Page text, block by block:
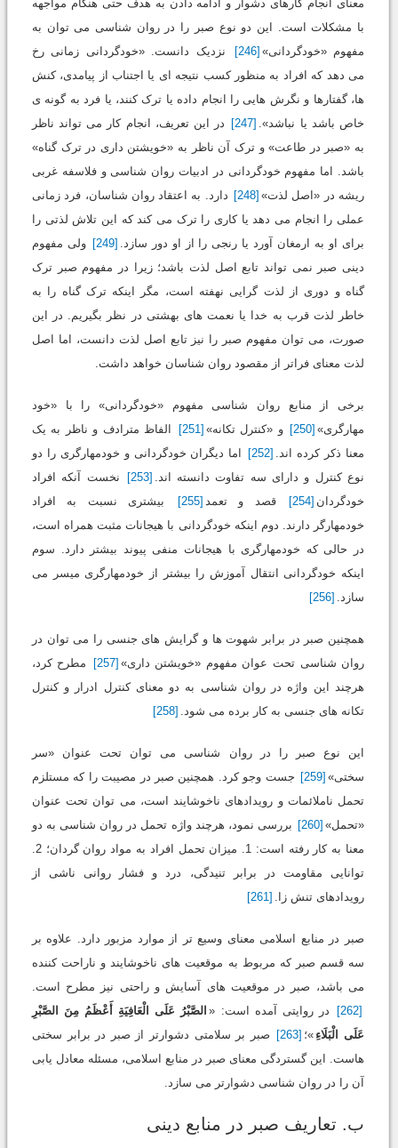
معنای انجام کارهای دشوار و ادامه دادن به هدف حتی هنگام مواجهه
با مشکلات است. این دو نوع صبر را در روان شناسی می توان به
مفهوم «خودگردانی» [246]
نزدیک دانست. «خودگردانی زمانی رخ
می دهد که افراد به منظور کسب نتیجه ای یا اجتناب از پیامدی، کنش
ها، گفتارها و نگرش هایی را انجام داده یا ترک کنند، یا فرد به گونه ی
خاص باشد یا نباشد». [247]
در این تعریف، انجام کار می تواند ناظر
به «صبر در طاعت» و ترک آن ناظر به «خویشتن داری در ترک گناه»
باشد. اما مفهوم خودگردانی در ادبیات روان شناسی و فلاسفه غربی
ریشه در «اصل لذت» [248]
دارد. به اعتقاد روان شناسان، فرد زمانی
عملی را انجام می دهد یا کاری را ترک می کند که این تلاش لذتی را
برای او به ارمغان آورد یا رنجی را از او دور سازد.
[249]
ولی مفهوم
دینی صبر نمی تواند تابع اصل لذت باشد؛ زیرا در مفهوم صبر ترک
گناه و دوری از لذت گرایی نهفته است، مگر اینکه ترک گناه را به
خاطر لذت قرب به خدا یا نعمت های بهشتی در نظر بگیریم. در این
صورت، می توان مفهوم صبر را نیز تابع اصل لذت دانست، اما اصل
لذت معنای فراتر از مقصود روان شناسان خواهد داشت.
برخی از منابع روان شناسی مفهوم «خودگردانی» را با «خود
مهارگری» [250] و «کنترل تکانه» [251]
الفاظ مترادف و ناظر به یک
معنا ذکر کرده اند.
[252]
اما دیگران خودگردانی و خودمهارگری را دو
نوع کنترل و دارای سه تفاوت دانسته اند.
[253]
نخست آنکه افراد
خودگردان [254] قصد و تعمد [255]
بیشتری نسبت به افراد
خودمهارگر دارند. دوم اینکه خودگردانی با هیجانات مثبت همراه است،
در حالی که خودمهارگری با هیجانات منفی پیوند بیشتر دارد. سوم
اینکه خودگردانی انتقال آموزش را بیشتر از خودمهارگری میسر می
سازد.
[256]
همچنین صبر در برابر شهوت ها و گرایش های جنسی را می توان در
روان شناسی تحت عوان مفهوم «خویشتن داری» [257]
مطرح کرد،
هرچند این واژه در روان شناسی به دو معنای کنترل ادرار و کنترل
تکانه های جنسی به کار برده می شود.
[258]
این نوع صبر را در روان شناسی می توان تحت عنوان «سر
سختی» [259]
جست وجو کرد. همچنین صبر در مصیبت را که مستلزم
تحمل ناملائمات و رویدادهای ناخوشایند است، می توان تحت عنوان
«تحمل» [260]
بررسی نمود، هرچند واژه تحمل در روان شناسی به دو
توانایی مقاومت در برابر تنیدگی، درد و فشار روانی ناشی از
رویدادهای تنش زا.
[261]
صبر در منابع اسلامی معنای وسیع تر از موارد مزبور دارد. علاوه بر
سه قسم صبر که مربوط به موقعیت های ناخوشایند و ناراحت کننده
می باشد، صبر در موقعیت های آسایش و راحتی نیز مطرح است.
[262]
در روایتی آمده است: « الصَّبْرُ عَلَی الْعَافِیَةِ أَعْظَمُ مِنَ الصَّبْرِ
عَلَی الْبَلَاءِ »؛ [263]
صبر بر سلامتی دشوارتر از صبر در برابر سختی
هاست. این گستردگی معنای صبر در منابع اسلامی، مسئله معادل یابی
آن را در روان شناسی دشوارتر می سازد.
ب. تعاریف صبر در منابع دینی